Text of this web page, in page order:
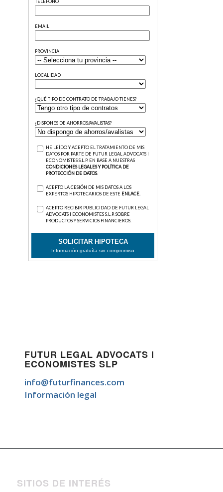
FUTUR LEGAL ADVOCATS I
ECONOMISTES SLP
info@futurfinances.com
Información legal
SITIOS DE INTERÉS